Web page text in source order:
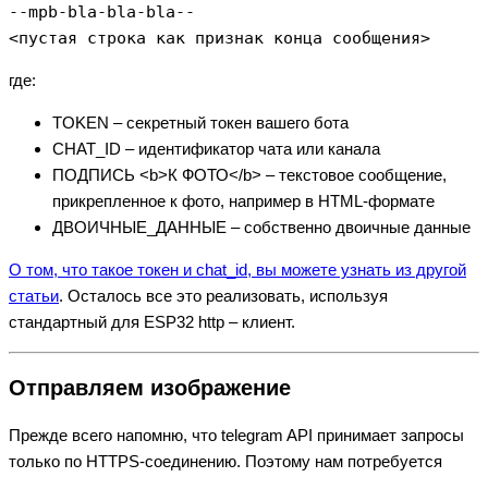
--mpb-bla-bla-bla--
<пустая строка как признак конца сообщения>
где:
TOKEN – секретный токен вашего бота
CHAT_ID – идентификатор чата или канала
ПОДПИСЬ <b>К ФОТО</b> – текстовое сообщение,
прикрепленное к фото, например в HTML-формате
ДВОИЧНЫЕ_ДАННЫЕ – собственно двоичные данные
О том, что такое токен и chat_id, вы можете узнать из другой
статьи. Осталось все это реализовать, используя
стандартный для ESP32 http – клиент.
Отправляем изображение
Прежде всего напомню, что telegram API принимает запросы
только по HTTPS-соединению. Поэтому нам потребуется